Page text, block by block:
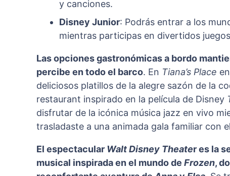
y canciones.
Disney Junior: Podrás entrar a los
mientras participas en divertidos
Las opciones gastronómicas a bordo
percibe en todo el barco. En Tiana’s Place
deliciosos platillos de la alegre sazón de la
restaurant inspirado en la película de Disney
disfrutar de la icónica música jazz en vivo
trasladaste a una animada gala familiar con
El espectacular Walt Disney Theater es la
musical inspirada en el mundo de Frozen,